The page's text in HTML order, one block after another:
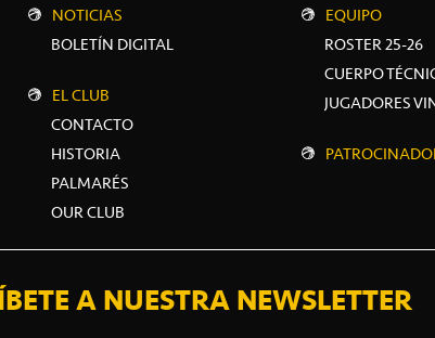
NOTICIAS
BOLETÍN DIGITAL
EL CLUB
CONTACTO
HISTORIA
PALMARÉS
OUR CLUB
EQUIPO
ROSTER 25-26
CUERPO
JUGADORES
A NUESTRA NEWSLETTER